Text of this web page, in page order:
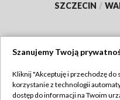
SZCZECIN /
Szanujemy Twoją
Kliknij "Akceptuję i przechodzę do
korzystanie z technologii
dostęp do informacji na Twoim